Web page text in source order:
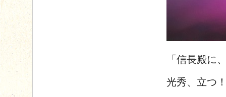
「信長殿に
光秀、立つ